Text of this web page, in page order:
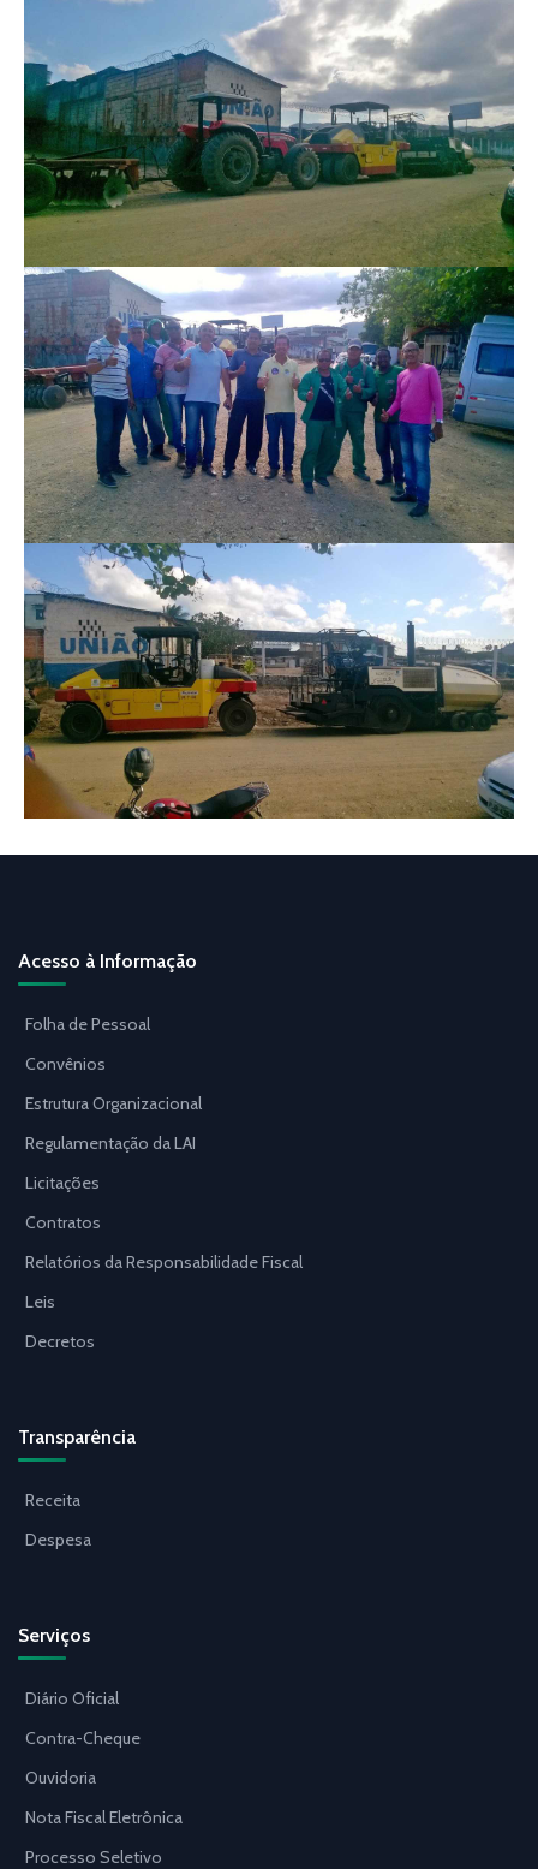
Acesso à Informação
Folha de Pessoal
Convênios
Estrutura Organizacional
Regulamentação da LAI
Licitações
Contratos
Relatórios da Responsabilidade Fiscal
Leis
Decretos
Transparência
Receita
Despesa
Serviços
Diário Oficial
Contra-Cheque
Ouvidoria
Nota Fiscal Eletrônica
Processo Seletivo